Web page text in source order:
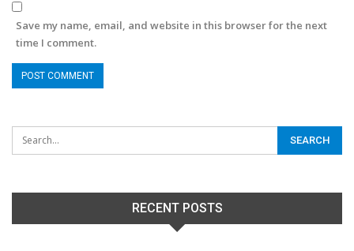
Save my name, email, and website in this browser for the next
time I comment.
RECENT POSTS